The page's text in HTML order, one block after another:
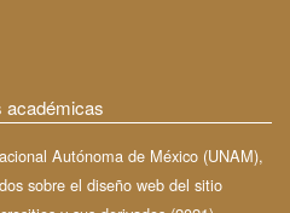
académicas
Autónoma de México (UNAM),
sobre el diseño web del sitio